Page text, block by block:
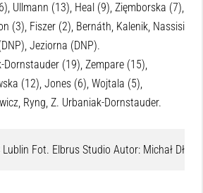
Ullmann (13), Heal (9), Zięmborska (7),
(3), Fiszer (2), Bernáth, Kalenik, Nassisi
Jeziorna (DNP).
Dornstauder (19), Zempare (15),
(12), Jones (6), Wojtala (5),
Ryng, Z. Urbaniak-Dornstauder.
Lublin Fot. Elbrus Studio Autor: Michał